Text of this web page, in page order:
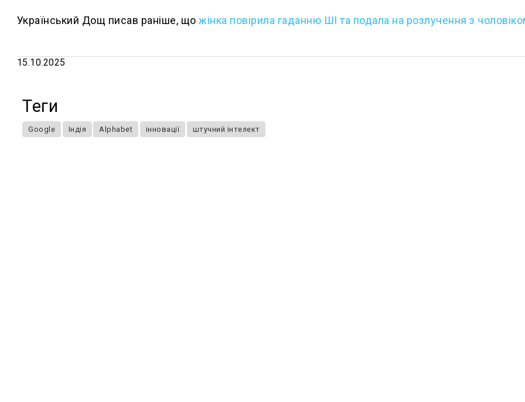
Український Дощ писав раніше, щожінка повірила гаданню ШІ та подала на розлучення з
15.10.2025
Теги
Google Індія Alphabet інновації штучний інтелект